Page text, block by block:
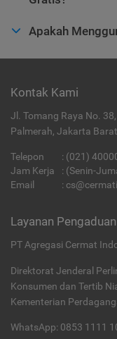
Apakah
Kontak Kami
Jl. Tomang Raya No.
Palmerah, Jakarta
Telepon : (021)
Jam Kerja
: (Senin-
Email
:
Layanan
PT Agregasi Cermat
Direktorat Jenderal
Konsumen dan Tertib
Kementerian
WhatsApp: 0853 1111